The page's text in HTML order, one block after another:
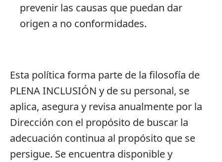
prevenir las causas que puedan dar
origen a no conformidades.
Esta política forma parte de la filosofía de
PLENA INCLUSIÓN y de su personal, se
aplica, asegura y revisa anualmente por la
Dirección con el propósito de buscar la
adecuación continua al propósito que se
persigue. Se encuentra disponible y